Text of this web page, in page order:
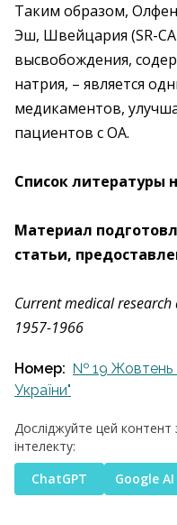
Таким образом,
Эш, Швейцария (SR-
высвобождения,
натрия, – является
медикаментов,
пациентов с ОА.
Список литературы
Материал
статьи,
Current medical
1957-1966
Номер: № 19 Жовтень
України"
Досліджуйте цей
інтелекту:
ChatGPT
Google